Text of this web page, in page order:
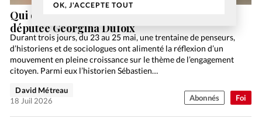
OK, J'ACCEPTE TOUT
Foi
Qui dites-vous que je suis? Avec l’ancienne
députée Georgina Dufoix
Durant trois jours, du 23 au 25 mai, une trentaine de penseurs,
d’historiens et de sociologues ont alimenté la réflexion d’un
mouvement en pleine croissance sur le thème de l’engagement
citoyen. Parmi eux l’historien Sébastien…
David Métreau
18 Juil 2026
Abonnés